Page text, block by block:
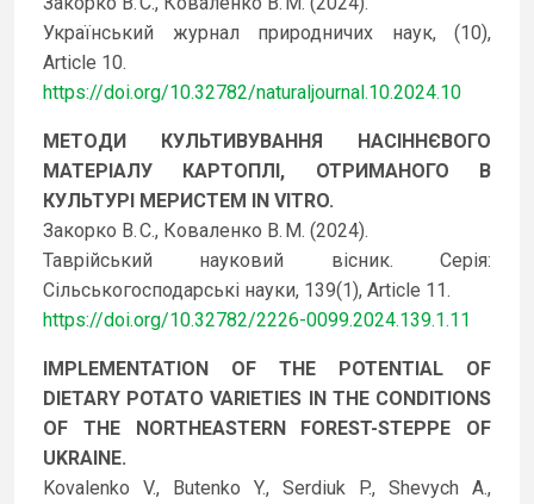
Український журнал природничих наук, (10),
Article 10.
https://doi.org/10.32782/naturaljournal.10.2024.10
МЕТОДИ КУЛЬТИВУВАННЯ НАСІННЄВОГО
МАТЕРІАЛУ КАРТОПЛІ, ОТРИМАНОГО В
КУЛЬТУРІ МЕРИСТЕМ IN VITRO.
Закорко В. С., Коваленко В. М. (2024).
Таврійський науковий вісник. Серія:
Сільськогосподарські науки, 139(1), Article 11.
https://doi.org/10.32782/2226-0099.2024.139.1.11
IMPLEMENTATION OF THE POTENTIAL OF
DIETARY POTATO VARIETIES IN THE CONDITIONS
OF THE NORTHEASTERN FOREST-STEPPE OF
UKRAINE.
Kovalenko V., Butenko Y., Serdiuk P., Shevych A.,